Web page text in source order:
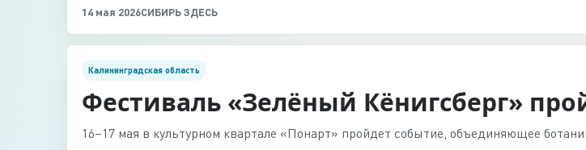
14 мая 2026СИБИРЬ ЗДЕСЬ
Калининградская область
Фестиваль «Зелёный Кёнигсберг»
16–17 мая в культурном квартале «Понарт» пройдет событие, объединяющее